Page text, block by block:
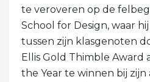
te veroveren op de
School for Design, waar
tussen zijn klasgenoten
Ellis Gold Thimble Award
the Year te winnen bij zijn